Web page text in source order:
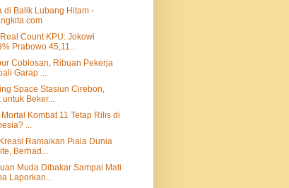
di Balik Lubang Hitam -
Count KPU: Jokowi
Prabowo 45,11...
Coblosan, Ribuan Pekerja
Garap ...
Space Stasiun Cirebon,
untuk Beker...
Kombat 11 Tetap Rilis di
...
Ramaikan Piala Dunia
Berhad...
Muda Dibakar Sampai Mati
Laporkan...